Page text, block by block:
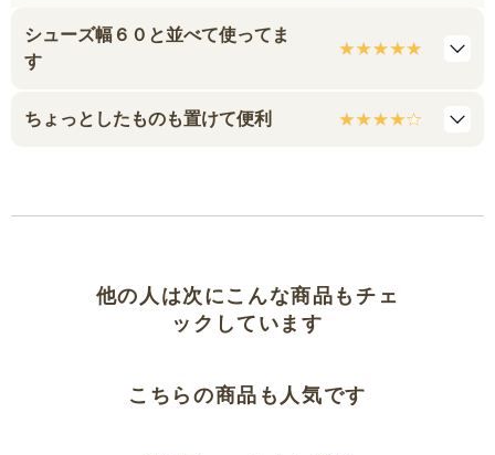
シューズ幅６０と並べて使ってま
す
ちょっとしたものも置けて便利
他の人は次にこんな商品もチェ
ックしています
こちらの商品も人気です